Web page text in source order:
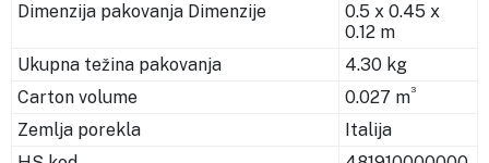
Dimenzija pakovanja Dimenzije
0.5 x 0.45 x
0.12 m
Ukupna težina pakovanja
4.30 kg
Carton volume
0.027 m3
Zemlja porekla
Italija